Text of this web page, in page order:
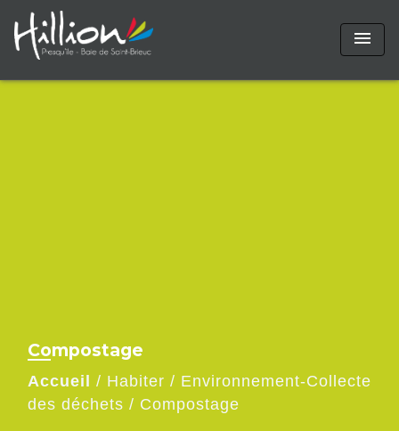
menu
Compostage
Accueil / Habiter / Environnement-Collecte
des déchets / Compostage